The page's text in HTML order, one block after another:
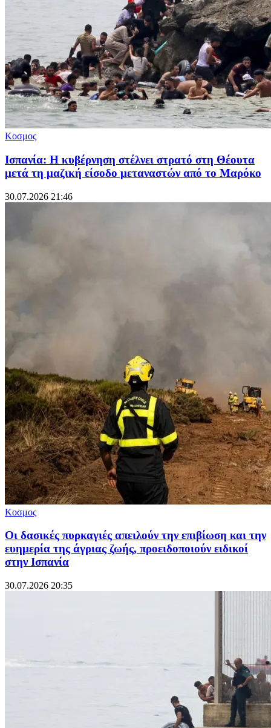
Κοσμος
Ισπανία: Η κυβέρνηση στέλνει στρατό στη Θέουτα
μετά τη μαζική είσοδο μεταναστών από το Μαρόκο
30.07.2026 21:46
Κοσμος
Οι δασικές πυρκαγιές απειλούν την επιβίωση και την
ευημερία της άγριας ζωής, προειδοποιούν ειδικοί
στην Ισπανία
30.07.2026 20:35